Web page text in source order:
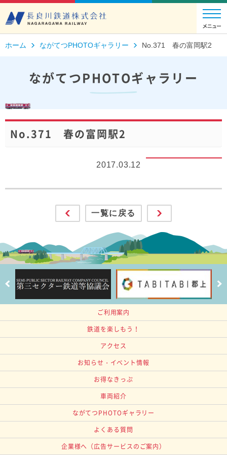
ホーム ながてつPHOTOギャラリー No.371 春の富岡駅2
ながてつPHOTOギャラリー
No.371 春の富岡駅2
2017.03.12
一覧に戻る
ご利用案内
鉄道を楽しもう！
アクセス
お知らせ・イベント情報
お得なきっぷ
車両紹介
ながてつPHOTOギャラリー
よくある質問
企業様へ （広告サービスのご案内）